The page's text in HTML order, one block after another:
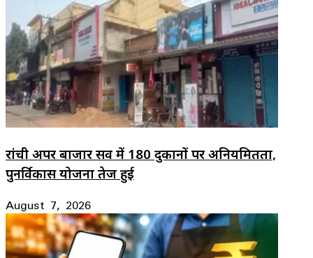
रांची अपर बाजार सर्वे में 180 दुकानों पर अनियमितता,
पुनर्विकास योजना तेज हुई
August 7, 2026